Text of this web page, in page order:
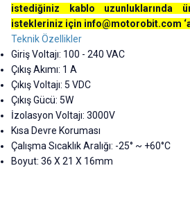
istediğiniz kablo uzunluklarında
istekleriniz için info@motorobit.com
Teknik Özellikler
Giriş Voltajı: 100 - 240 VAC
Çıkış Akımı: 1 A
Çıkış Voltajı: 5 VDC
Çıkış Gücü: 5W
İzolasyon Voltajı: 3000V
Kısa Devre Koruması
Çalışma Sıcaklık Aralığı: -25° ~ +60°C
Boyut: 36 X 21 X 16mm